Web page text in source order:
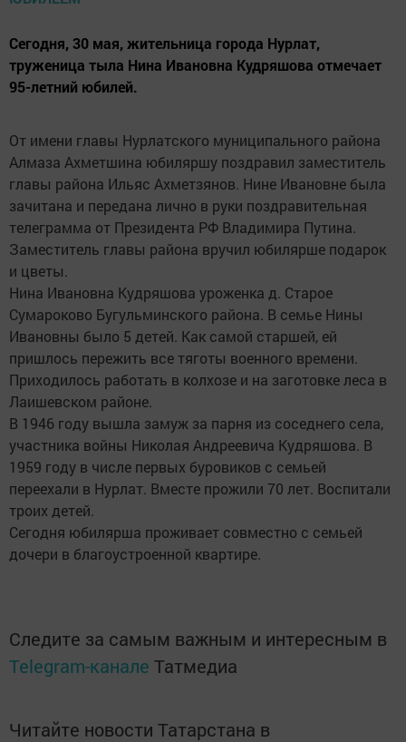
Сегодня, 30 мая, жительница города Нурлат,
труженица тыла Нина Ивановна Кудряшова отмечает
95-летний юбилей.
От имени главы Нурлатского муниципального района
Алмаза Ахметшина юбиляршу поздравил заместитель
главы района Ильяс Ахметзянов. Нине Ивановне была
зачитана и передана лично в руки поздравительная
телеграмма от Президента РФ Владимира Путина.
Заместитель главы района вручил юбилярше подарок
и цветы.
Нина Ивановна Кудряшова уроженка д. Старое
Сумароково Бугульминского района. В семье Нины
Ивановны было 5 детей. Как самой старшей, ей
пришлось пережить все тяготы военного времени.
Приходилось работать в колхозе и на заготовке леса в
Лаишевском районе.
В 1946 году вышла замуж за парня из соседнего села,
участника войны Николая Андреевича Кудряшова. В
1959 году в числе первых буровиков с семьей
переехали в Нурлат. Вместе прожили 70 лет. Воспитали
троих детей.
Сегодня юбилярша проживает совместно с семьей
дочери в благоустроенной квартире.
Следите за самым важным и интересным в
Telegram-канале Татмедиа
Читайте новости Татарстана в